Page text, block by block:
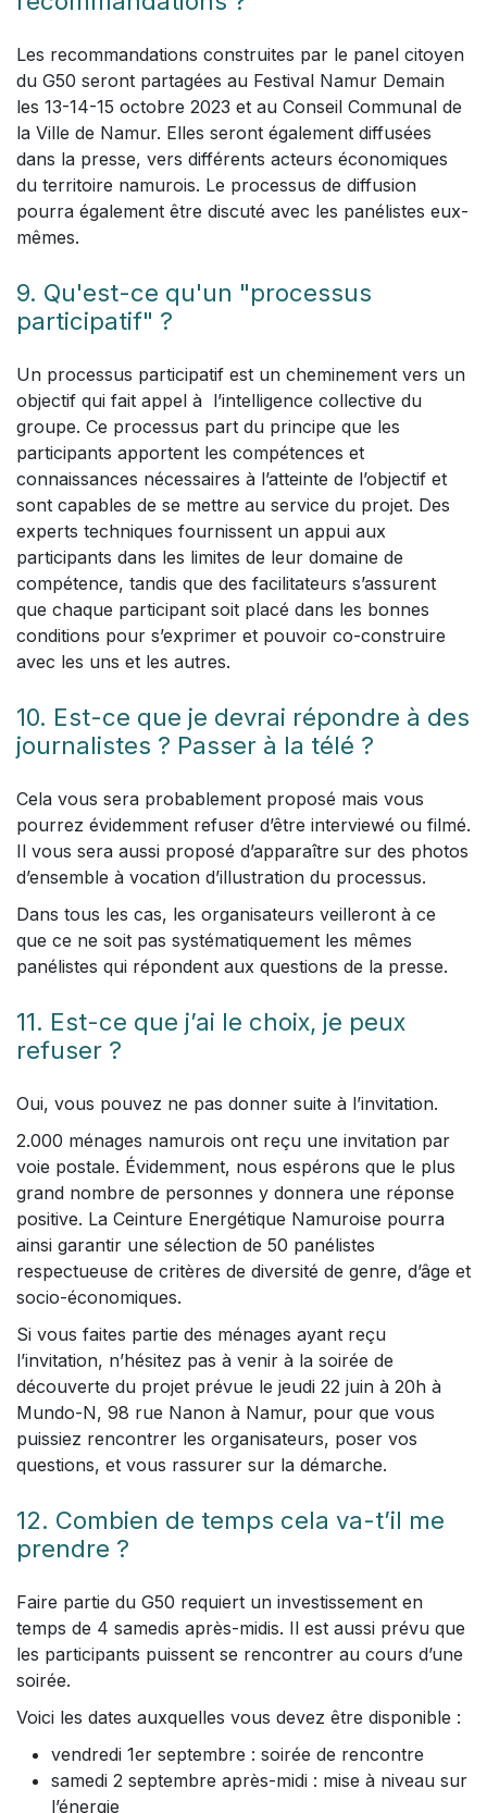
Les recommandations construites par le panel citoyen
du G50 seront partagées au Festival Namur Demain
les 13-14-15 octobre 2023 et au Conseil Communal de
la Ville de Namur. Elles seront également diffusées
dans la presse, vers différents acteurs économiques
du territoire namurois. Le processus de diffusion
pourra également être discuté avec les panélistes eux-
mêmes.
9. Qu'est-ce qu'un "processus
participatif" ?
Un processus participatif est un cheminement vers un
objectif qui fait appel à l’intelligence collective du
groupe. Ce processus part du principe que les
participants apportent les compétences et
connaissances nécessaires à l’atteinte de l’objectif et
sont capables de se mettre au service du projet. Des
experts techniques fournissent un appui aux
participants dans les limites de leur domaine de
compétence, tandis que des facilitateurs s’assurent
que chaque participant soit placé dans les bonnes
conditions pour s’exprimer et pouvoir co-construire
avec les uns et les autres.
10. Est-ce que je devrai répondre à des
journalistes ? Passer à la télé ?
Cela vous sera probablement proposé mais vous
pourrez évidemment refuser d’être interviewé ou filmé.
Il vous sera aussi proposé d’apparaître sur des photos
d’ensemble à vocation d’illustration du processus.
Dans tous les cas, les organisateurs veilleront à ce
que ce ne soit pas systématiquement les mêmes
panélistes qui répondent aux questions de la presse.
11. Est-ce que j’ai le choix, je peux
refuser ?
Oui, vous pouvez ne pas donner suite à l’invitation.
2.000 ménages namurois ont reçu une invitation par
voie postale. Évidemment, nous espérons que le plus
grand nombre de personnes y donnera une réponse
positive. La Ceinture Energétique Namuroise pourra
ainsi garantir une sélection de 50 panélistes
respectueuse de critères de diversité de genre, d’âge et
socio-économiques.
Si vous faites partie des ménages ayant reçu
l’invitation, n’hésitez pas à venir à la soirée de
découverte du projet prévue le jeudi 22 juin à 20h à
Mundo-N, 98 rue Nanon à Namur, pour que vous
puissiez rencontrer les organisateurs, poser vos
questions, et vous rassurer sur la démarche.
12. Combien de temps cela va-t’il me
prendre ?
Faire partie du G50 requiert un investissement en
temps de 4 samedis après-midis. Il est aussi prévu que
les participants puissent se rencontrer au cours d’une
soirée.
Voici les dates auxquelles vous devez être disponible :
vendredi 1er septembre : soirée de rencontre
samedi 2 septembre après-midi : mise à niveau sur
l’énergie